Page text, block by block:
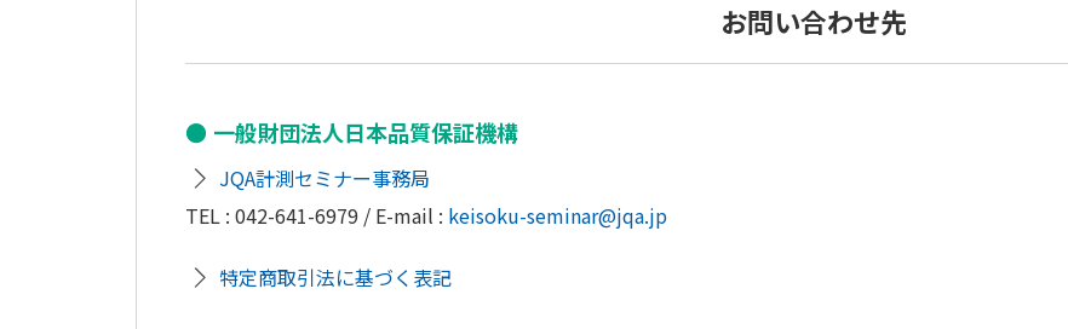
お問い合わせ先
一般財団法人日本品質保証機構
JQA計測セミナー事務局
TEL : 042-641-6979 / E-mail : keisoku-seminar@jqa.jp
特定商取引法に基づく表記